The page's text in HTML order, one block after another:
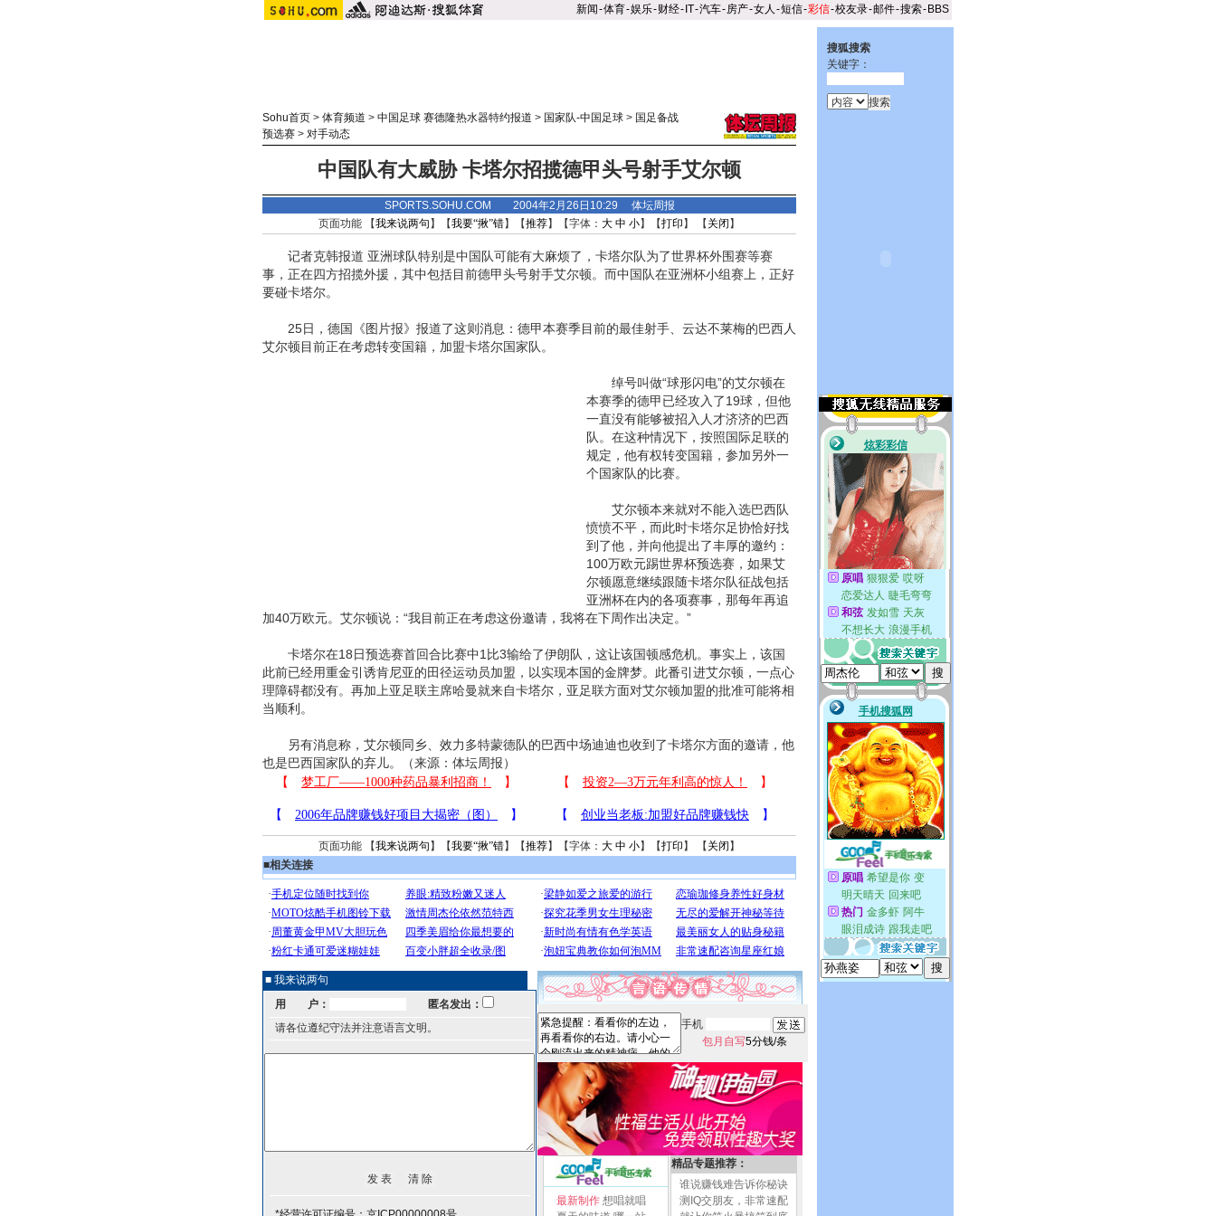
新闻-体育-娱乐-财经- IT-汽车-房产-女人 -短信-彩信-校友录-邮件-搜索- BBS
Sohu首页 > 体育频道 > 中国足球 赛德隆热水器特约报道 > 国家队-中国足球 > 国足备战
预选赛 > 对手动态
中国队有大威胁 卡塔尔招揽德甲头号射手艾尔顿
SPORTS.SOHU.COM 2004年2月26日10:29 体坛周报
页面功能 【我来说两句 】【我要“揪”错】【推荐】【字体： 大 中 小】【打印 】 【 关闭 】
记者克韩报道 亚洲球队特别是中国队可能有大麻烦了，卡塔尔队为了世界杯外围赛等赛
事，正在四方招揽外援，其中包括目前德甲头号射手艾尔顿。而中国队在亚洲杯小组赛上，正好
要碰卡塔尔。
25日，德国《图片报》报道了这则消息：德甲本赛季目前的最佳射手、云达不莱梅的巴西人
艾尔顿目前正在考虑转变国籍，加盟卡塔尔国家队。
绰号叫做“球形闪电”的艾尔顿在
本赛季的德甲已经攻入了19球，但他
一直没有能够被招入人才济济的巴西
队。在这种情况下，按照国际足联的
规定，他有权转变国籍，参加另外一
个国家队的比赛。
艾尔顿本来就对不能入选巴西队
愤愤不平，而此时卡塔尔足协恰好找
到了他，并向他提出了丰厚的邀约：
100万欧元踢世界杯预选赛，如果艾
尔顿愿意继续跟随卡塔尔队征战包括
亚洲杯在内的各项赛事，那每年再追
加40万欧元。艾尔顿说：“我目前正在考虑这份邀请，我将在下周作出决定。”
卡塔尔在18日预选赛首回合比赛中1比3输给了伊朗队，这让该国顿感危机。事实上，该国
此前已经用重金引诱肯尼亚的田径运动员加盟，以实现本国的金牌梦。此番引进艾尔顿，一点心
理障碍都没有。再加上亚足联主席哈曼就来自卡塔尔，亚足联方面对艾尔顿加盟的批准可能将相
当顺利。
另有消息称，艾尔顿同乡、效力多特蒙德队的巴西中场迪迪也收到了卡塔尔方面的邀请，他
也是巴西国家队的弃儿。（来源：体坛周报）
页面功能 【我来说两句 】【我要“揪”错】【推荐】【字体： 大 中 小】【打印 】 【 关闭 】
■相关连接
■ 我来说两句
用 户：
匿名发出：
请各位遵纪守法并注意语言文明。
手机
包月自写5分钱/条
最新制作 想唱就唱
精品专题推荐：
谁说赚钱难告诉你秘诀
测IQ交朋友，非常速配
搜狐搜索
关键字：